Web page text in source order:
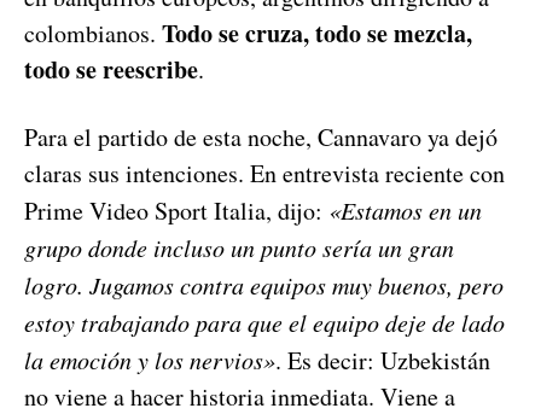
colombianos. Todo se cruza, todo se mezcla,
todo se reescribe.
Para el partido de esta noche, Cannavaro ya dejó
claras sus intenciones. En entrevista reciente con
Prime Video Sport Italia, dijo: «Estamos en un
grupo donde incluso un punto sería un gran
logro. Jugamos contra equipos muy buenos, pero
estoy trabajando para que el equipo deje de lado
la emoción y los nervios». Es decir: Uzbekistán
no viene a hacer historia inmediata. Viene a